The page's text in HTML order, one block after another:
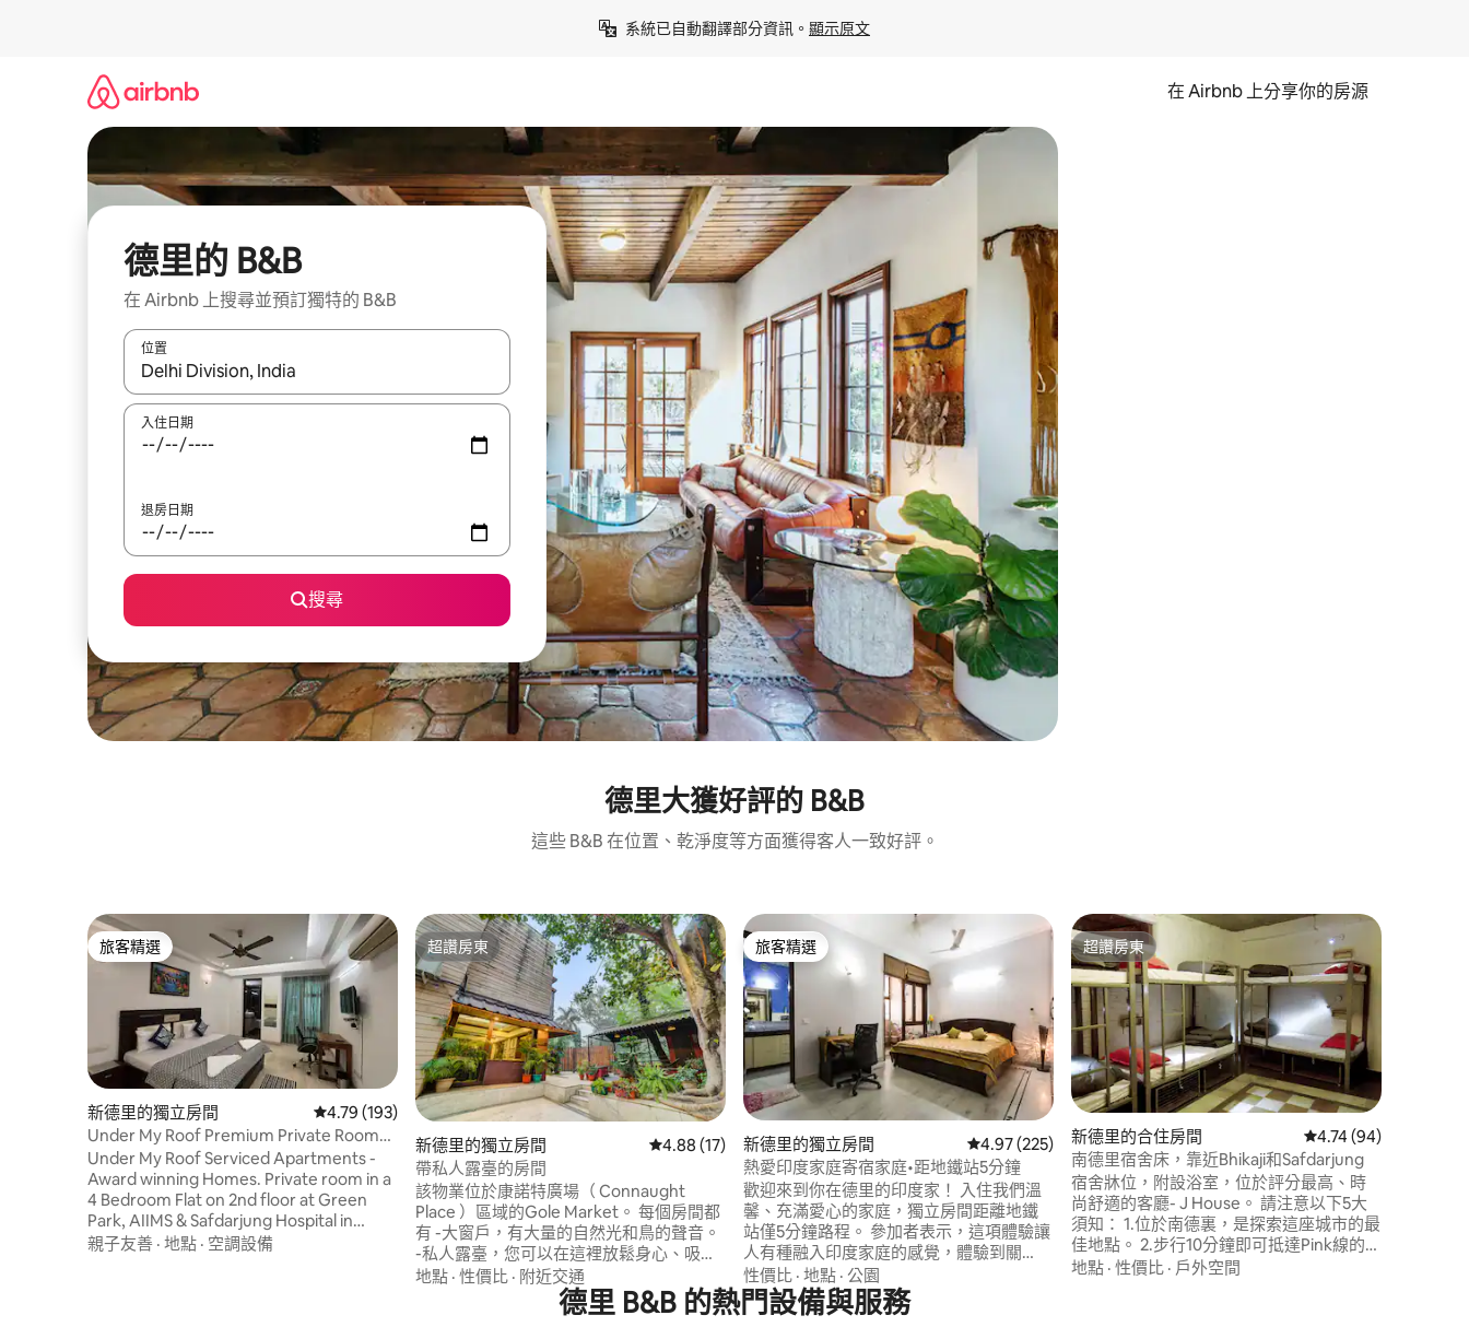
系統已自動翻譯部分資訊。 顯示原文
在 Airbnb 上分享你的房源
德里的 B&B
在 Airbnb 上搜尋並預訂獨特的 B&B
位置
如有搜尋結果，瀏覽內容時請使用上下箭頭，或輕點、滑動裝置。
入住日期
退房日期
搜尋
德里大獲好評的 B&B
這些 B&B 在位置、乾淨度等方面獲得客人一致好評。
旅客精選
旅客精選
新德里的獨立房間 從 193 則評價中獲得 4.79 的平均評分（滿分 5 分）
4.79 (193)
Under My Roof Premium Private Room
@Green Park Mkt
Under My Roof Serviced Apartments -
Award winning Homes. Private room in a
4 Bedroom Flat on 2nd floor at Green
Park, AIIMS & Safdarjung Hospital in
Green Park. Cozy bedroom with
親子友善 · 地點 · 空調設備
超讚房東
超讚房東
新德里的獨立房間 從 17 則評價中獲得 4.88 的平均評分（滿分 5 分）
4.88 (17)
帶私人露臺的房間
該物業位於康諾特廣場（ Connaught
Place ）區域的Gole Market。 每個房間都
有 -大窗戶，有大量的自然光和鳥的聲音。
-私人露臺，您可以在這裡放鬆身心、吸煙
或與同伴聊天。 -附設浴室。 -保險箱。 -水
瓶。 -熱水壺，提供免費咖啡、茶和牛奶
地點 · 性價比 · 附近交通
旅客精選
旅客精選
新德里的獨立房間 從 225 則評價中獲得 4.97 的平均評分（滿分 5 分）
4.97 (225)
熱愛印度家庭寄宿家庭•距地鐵站5分鐘
歡迎來到你在德里的印度家！ 入住我們溫
馨、充滿愛心的家庭，獨立房間距離地鐵
站僅5分鐘路程。 參加者表示，這項體驗讓
人有種融入印度家庭的感覺，體驗到關
懷、交流與文化交流。 房間是獨立的、安
全的，並且有WiFi，非常適合旅客或遠程工
作。 我們在德里市中心提供真正的待客之
性價比 · 地點 · 公園
超讚房東
超讚房東
新德里的合住房間 從 94 則評價中獲得
4.74 (94)
南德里宿舍床，靠近Bhikaji和Safdarjung
宿舍牀位，附設浴室，位於評分最高、時
尚舒適的客廳- J House。 請注意以下5大
須知： 1.位於南德裏，是探索這座城市的最
佳地點。 2.步行10分鐘即可抵達Pink線的
Bhikaji Cama Place和地鐵站。 3.這是一張
地點 · 性價比 · 戶外空間
德里 B&B 的熱門設備與服務